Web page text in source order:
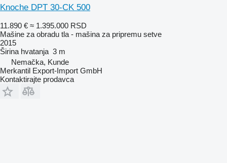
Knoche DPT 30-CK 500
11.890 € ≈ 1.395.000 RSD
Mašine za obradu tla - mašina za pripremu setve
2015
Širina hvatanja 3 m
Nemačka, Kunde
Merkantil Export-Import GmbH
Kontaktirajte prodavca